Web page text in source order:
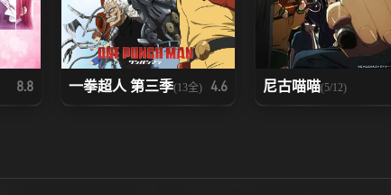
8.8 一拳超人 第三季(13全) 4.6 尼古喵喵(5/12)